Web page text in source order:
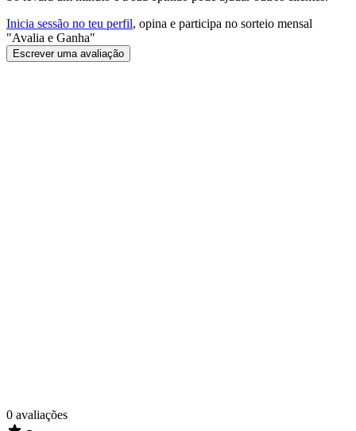
Inicia sessão no teu perfil, opina e participa no sorteio mensal
"Avalia e Ganha"
Escrever uma avaliação
0 avaliações